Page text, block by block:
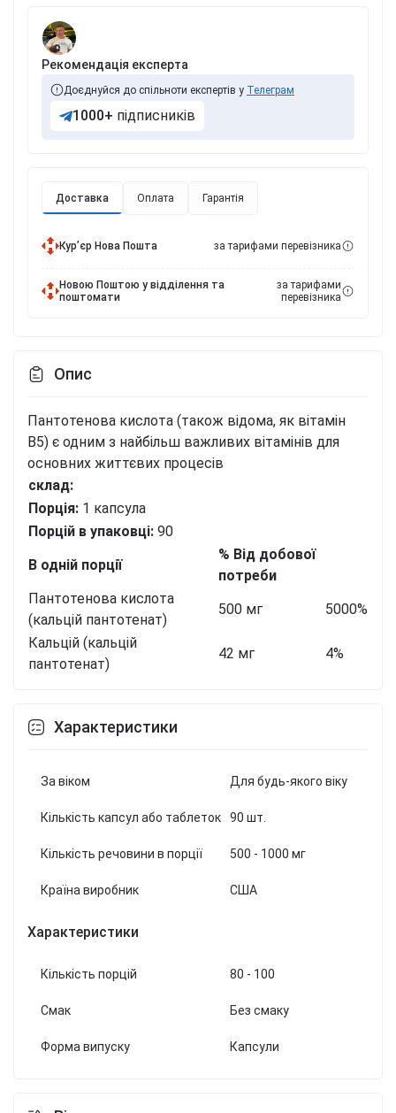
Доставка Оплата Гарантія
Курʼєр Нова Пошта за тарифами перевізника
Новою Поштою у відділення та
поштомати
за тарифами
перевізника
Рекомендація експерта
Доєднуйся до спільноти експертів у Телеграм
1000+ підписників
Опис
Пантотенова кислота (також відома, як вітамін
В5) є одним з найбільш важливих вітамінів для
основних життєвих процесів
склад:
Порція: 1 капсула
Порцій в упаковці: 90
В одній порції
% Від добової
потреби
Пантотенова кислота
(кальцій пантотенат)
500 мг
5000%
Кальцій (кальцій
пантотенат)
42 мг 4%
Характеристики
За віком Для будь-якого віку
Кількість капсул або таблеток 90 шт.
Кількість речовини в порції 500 - 1000 мг
Країна виробник США
Характеристики
Кількість порцій 80 - 100
Смак Без смаку
Форма випуску Капсули